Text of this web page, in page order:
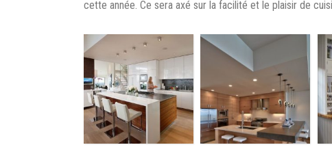
cette année. Ce sera axé sur la facilité et le plaisir de